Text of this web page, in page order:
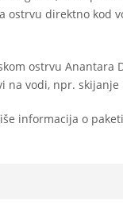
ostrvu direktno kod
ostrvu Anantara
vodi, npr.
informacija o